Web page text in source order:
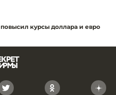
курсы доллара и евро